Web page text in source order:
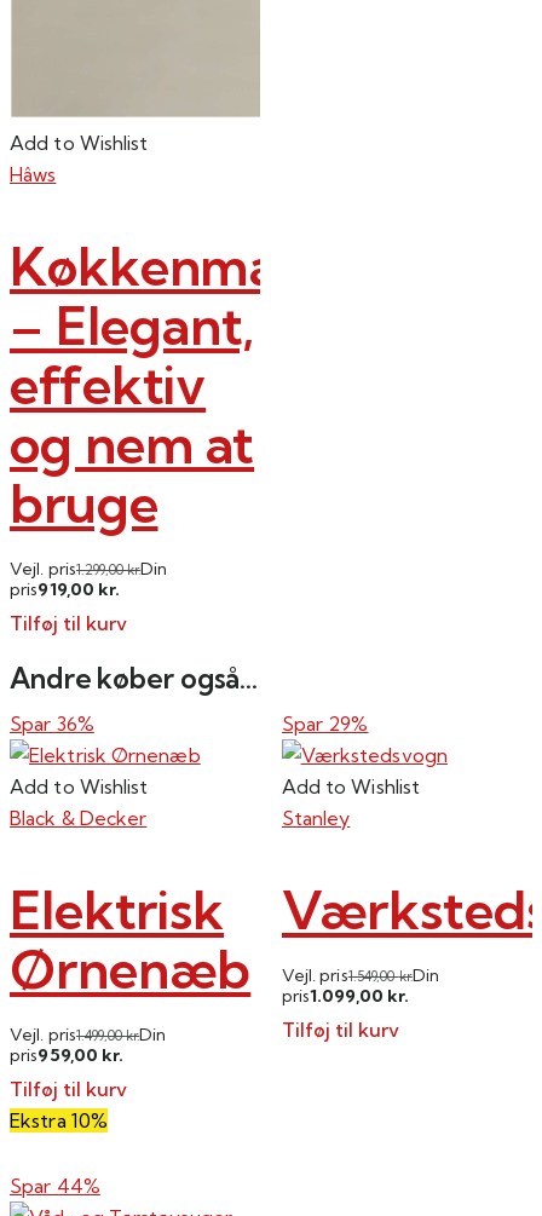
Add to Wishlist
Hâws
Køkkenmaskine
– Elegant,
effektiv
og nem at
bruge
Vejl. pris1.299,00kr.Din
pris919,00 kr.
Tilføj til kurv
Andre køber også...
Spar 36%
Add to Wishlist
Black & Decker
Elektrisk
Ørnenæb
Vejl. pris1.499,00kr.Din
pris959,00 kr.
Tilføj til kurv
Ekstra 10%
Spar 29%
Add to Wishlist
Stanley
Vejl. pris1.549,00kr.Din
pris1.099,00 kr.
Tilføj til kurv
Spar 44%